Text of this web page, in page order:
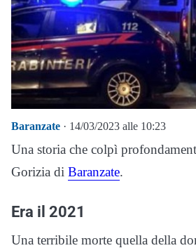
Baranzate · 14/03/2023 alle 10:23
Una storia che colpì
Gorizia di Baranzate.
Era il 2021
Una terribile morte quella della